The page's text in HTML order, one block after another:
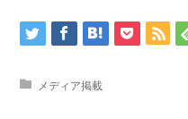
メディア掲載